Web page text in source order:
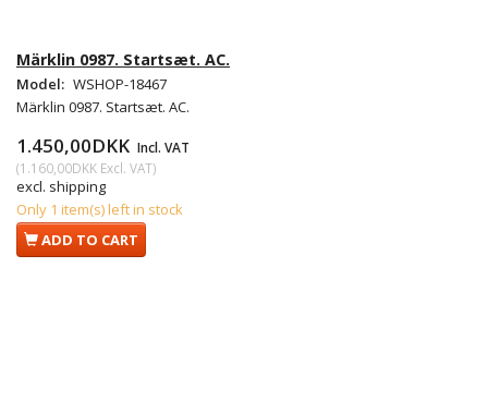
Märklin 0987. Startsæt. AC.
Model: WSHOP-18467
Märklin 0987. Startsæt. AC.
1.450,00DKK Incl. VAT
(1.160,00DKK Excl. VAT)
excl. shipping
Only 1 item(s) left in stock
ADD TO CART